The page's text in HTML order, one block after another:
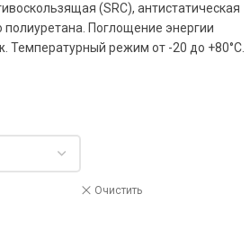
(SRС), антистатическая
Поглощение энергии
Температурный режим от -20 до +80°С.
Очистить